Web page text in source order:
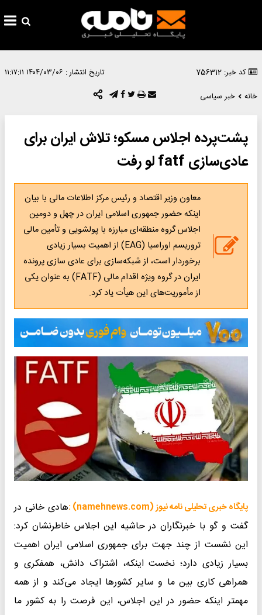
کد خبر: 756312 تاریخ انتشار : ۱۴۰۴/۰۳/۰۶ ۱۱:۱۷:۱۱
خانه
خبر سیاسی
پشت‌پرده اجلاس مسکو؛ تلاش ایران برای
عادی‌سازی fatf لو رفت
معاون وزیر اقتصاد و رئیس مرکز اطلاعات مالی با بیان
اینکه حضور جمهوری اسلامی ایران در چهل و دومین
اجلاس گروه منطقه‌ای مبارزه با پولشویی و تأمین مالی
تروریسم اوراسیا (EAG) از اهمیت بسیار زیادی
برخوردار است، از شبکه‌سازی برای عادی سازی پرونده
ایران در گروه ویژه اقدام مالی (FATF) به عنوان یکی
از مأموریت‌های این هیأت یاد کرد.
پایگاه خبری تحلیلی نامه نیوز (namehnews.com) :
هادی خانی در
گفت و گو با خبرنگاران در حاشیه این اجلاس خاطرنشان کرد:
این نشست از چند جهت برای جمهوری اسلامی ایران اهمیت
بسیار زیادی دارد؛‌ نخست اینکه، اشتراک دانش، همفکری و
همراهی کاری بین ما و سایر کشورها ایجاد می‌کند و از همه
مهمتر اینکه حضور در این اجلاس،‌ این فرصت را به کشور ما